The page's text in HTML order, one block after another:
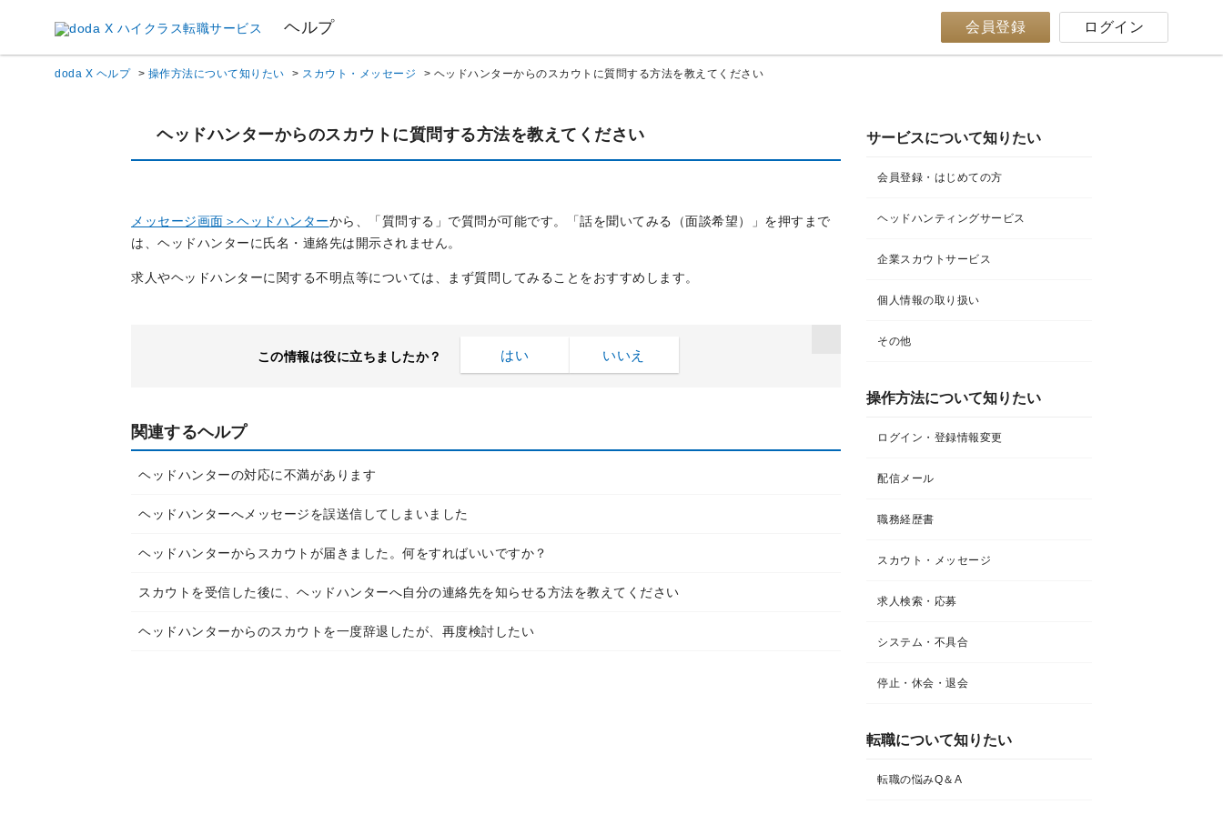
ヘルプ 会員登録 ログイン
doda X ヘルプ > 操作方法について知りたい > スカウト・メッセージ > ヘッドハンターからのスカウトに質問する方法を教えてください
サービスについて知りたい
会員登録・はじめての方
ヘッドハンティングサービス
企業スカウトサービス
個人情報の取り扱い
その他
操作方法について知りたい
ログイン・登録情報変更
配信メール
職務経歴書
スカウト・メッセージ
求人検索・応募
システム・不具合
停止・休会・退会
転職について知りたい​
転職の悩みQ＆A​
ヘッドハンターからのスカウトに質問する方法を教えてください
メッセージ画面＞ヘッドハンターから、「質問する」で質問が可能です。「話を聞いてみる（面談希望）」を押すまで
は、ヘッドハンターに氏名・連絡先は開示されません。
求人やヘッドハンターに関する不明点等については、まず質問してみることをおすすめします。
この情報は役に立ちましたか？ はい いいえ
関連するヘルプ
ヘッドハンターの対応に不満があります
ヘッドハンターへメッセージを誤送信してしまいました
ヘッドハンターからスカウトが届きました。何をすればいいですか？
スカウトを受信した後に、ヘッドハンターへ自分の連絡先を知らせる方法を教えてください
ヘッドハンターからのスカウトを一度辞退したが、再度検討したい